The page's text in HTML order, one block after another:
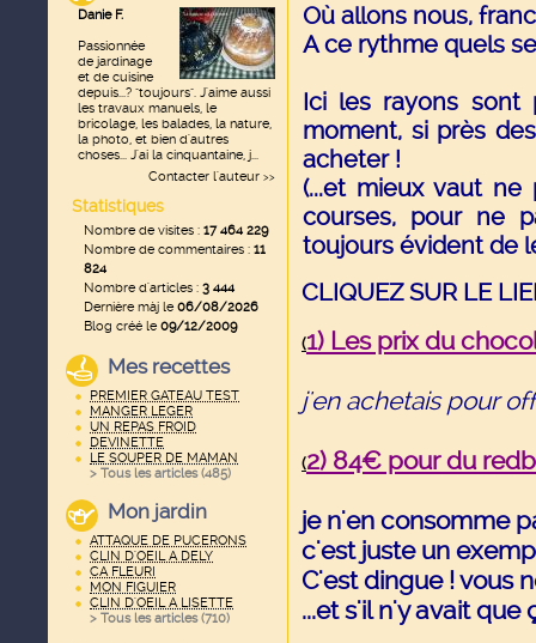
Danie F.
Passionnée
de jardinage
et de cuisine
depuis...? "toujours". J'aime aussi
les travaux manuels, le
bricolage, les balades, la nature,
la photo, et bien d'autres
choses... J'ai la cinquantaine, j...
Contacter l'auteur >>
Statistiques
Nombre de visites : 17 464 229
Nombre de commentaires : 11
824
Nombre d'articles : 3 444
Dernière màj le06/08/2026
Blog créé le09/12/2009
Mes recettes
PREMIER GATEAU TEST
MANGER LEGER
UN REPAS FROID
DEVINETTE
LE SOUPER DE MAMAN
> Tous les articles (485)
Mon jardin
ATTAQUE DE PUCERONS
CLIN D'OEIL A DELY
CA FLEURI
MON FIGUIER
CLIN D'OEIL A LISETTE
> Tous les articles (710)
Où allons nous,
A ce rythme quels
Ici les rayons sont
moment, si près
acheter !
(...et mieux vaut
courses, pour ne
toujours évident de
CLIQUEZ SUR LE
(1) Les prix du
j'en achetais pour
(2) 84€ pour du
je n'en consomme
c'est juste un
C'est dingue ! vous
...et s'il n'y avait que